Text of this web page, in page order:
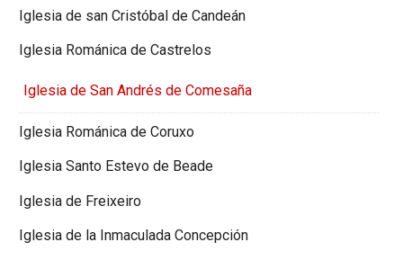
Iglesia de san Cristóbal de Candeán
Iglesia Románica de Castrelos
Iglesia de San Andrés de Comesaña
Iglesia Románica de Coruxo
Iglesia Santo Estevo de Beade
Iglesia de Freixeiro
Iglesia de la Inmaculada Concepción